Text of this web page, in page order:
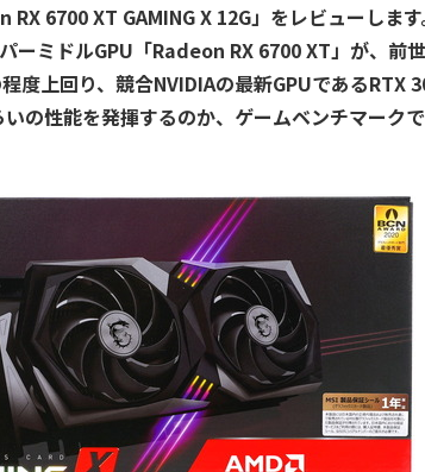
6700 XT GAMING X 12G」をレビューします
ーミドルGPU「Radeon RX 6700 XT」が、前
度上回り、競合NVIDIAの最新GPUであるRTX
の性能を発揮するのか、ゲームベンチマーク